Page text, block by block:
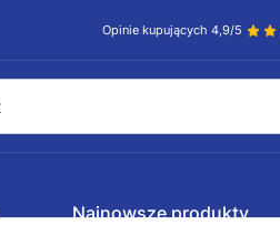
Opinie kupujących 4,9/5
Najnowsze produkty